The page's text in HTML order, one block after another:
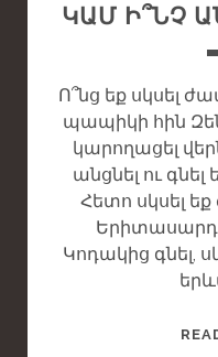
ԿԱՄ Ի՞ՆՉ
Ո՞նց եք սկսել
պապիկի հին
կարողացել
անցնել ու
Հետո սկսել
Կոդակից գնել,